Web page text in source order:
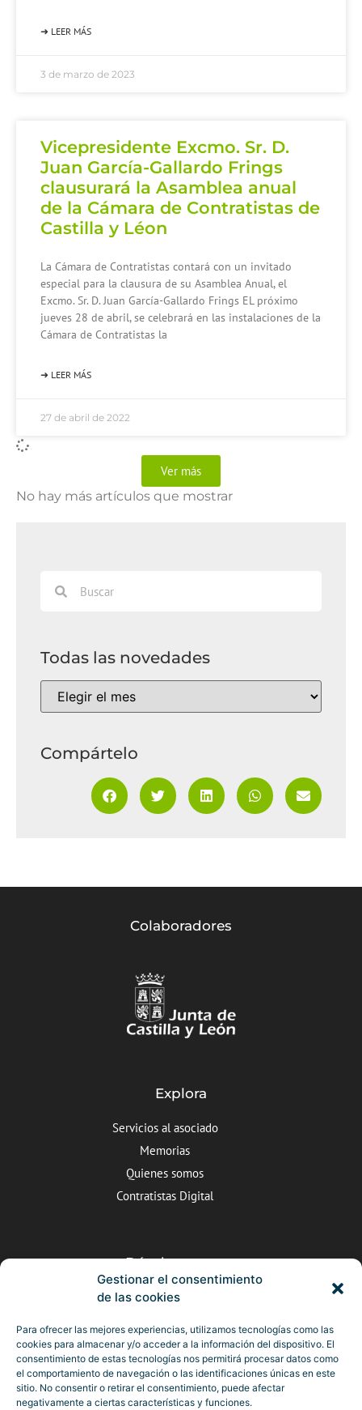
Gestionar el consentimiento
de las cookies
Para ofrecer las mejores experiencias, utilizamos tecnologías como las
cookies para almacenar y/o acceder a la información del dispositivo. El
consentimiento de estas tecnologías nos permitirá procesar datos como
el comportamiento de navegación o las identificaciones únicas en este
sitio. No consentir o retirar el consentimiento, puede afectar
negativamente a ciertas características y funciones.
➜ LEER MÁS
3 de marzo de 2023
Vicepresidente Excmo. Sr. D.
Juan García-Gallardo Frings
clausurará la Asamblea anual
de la Cámara de Contratistas de
Castilla y Léon
La Cámara de Contratistas contará con un invitado
especial para la clausura de su Asamblea Anual, el
Excmo. Sr. D. Juan García-Gallardo Frings EL próximo
jueves 28 de abril, se celebrará en las instalaciones de la
Cámara de Contratistas la
➜ LEER MÁS
27 de abril de 2022
Ver más
No hay más artículos que mostrar
Todas las novedades
Compártelo
Colaboradores
Explora
Servicios al asociado
Memorias
Quienes somos
Contratistas Digital
Dónde estamos
C/Valle de Arán nº5, Valladolid
camara@ccontratistascyl.es